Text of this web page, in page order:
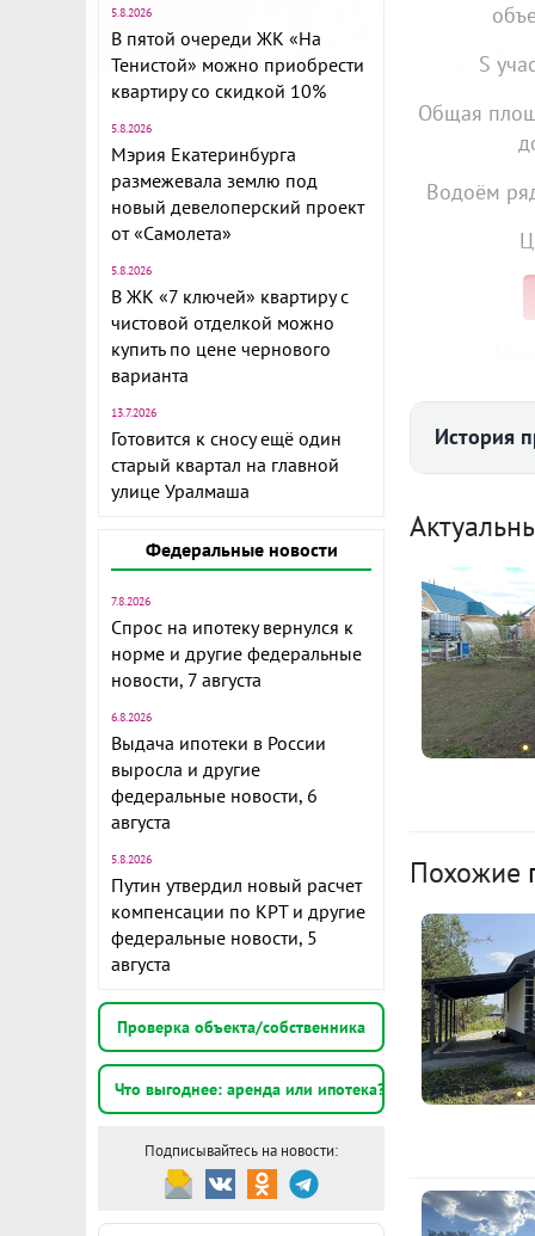
5.8.2026
В пятой очереди ЖК «На
Тенистой» можно приобрести
квартиру со скидкой 10%
5.8.2026
Мэрия Екатеринбурга
размежевала землю под
новый девелоперский проект
от «Самолета»
5.8.2026
В ЖК «7 ключей» квартиру с
чистовой отделкой можно
купить по цене чернового
варианта
13.7.2026
Готовится к сносу ещё один
старый квартал на главной
улице Уралмаша
Федеральные новости
7.8.2026
Спрос на ипотеку вернулся к
норме и другие федеральные
новости, 7 августа
6.8.2026
Выдача ипотеки в России
выросла и другие
федеральные новости, 6
августа
5.8.2026
Путин утвердил новый расчет
компенсации по КРТ и другие
федеральные новости, 5
августа
Проверка объекта/собственника
Что выгоднее: аренда или ипотека?
Подписывайтесь на новости:
S
Общая
Водоём
Поселок
Санузел
Стоимость
История
Показать
Похожие